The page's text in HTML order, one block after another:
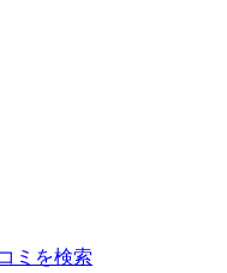
ミを検索